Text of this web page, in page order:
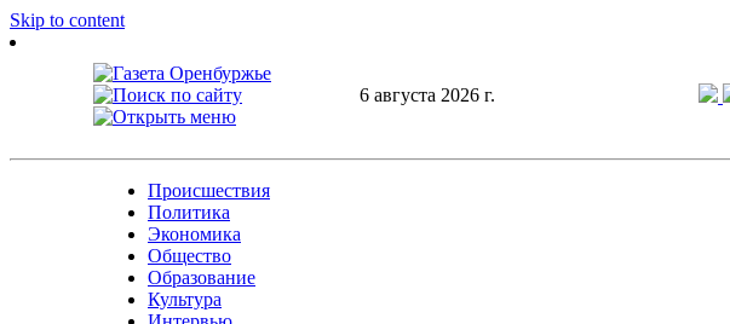
Skip to content
6 августа 2026 г.
Происшествия
Политика
Экономика
Общество
Образование
Культура